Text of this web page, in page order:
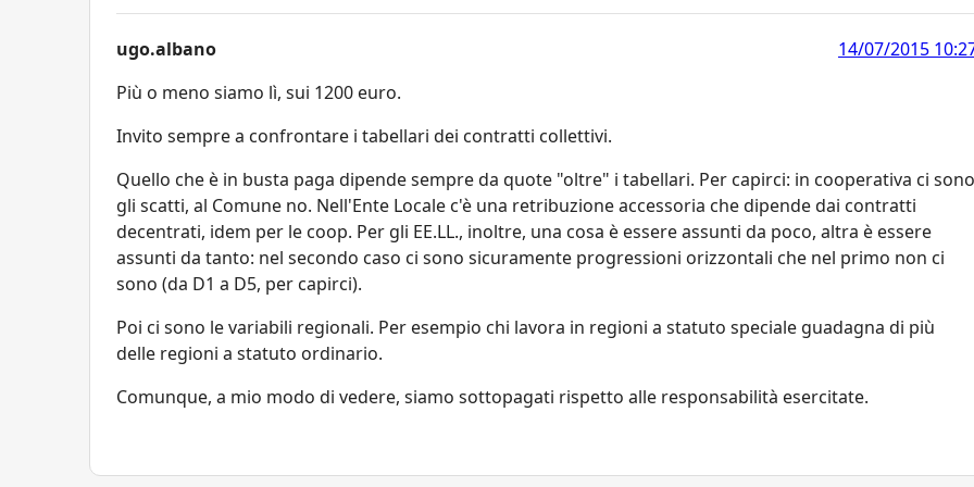
ugo.albano
14/07/2015
Più o meno siamo lì, sui 1200 euro.
Invito sempre a confrontare i tabellari dei contratti collettivi.
Quello che è in busta paga dipende sempre da quote "oltre" i tabellari. Per capirci: in cooperativa ci sono
gli scatti, al Comune no. Nell'Ente Locale c'è una retribuzione accessoria che dipende dai contratti
decentrati, idem per le coop. Per gli EE.LL., inoltre, una cosa è essere assunti da poco, altra è essere
assunti da tanto: nel secondo caso ci sono sicuramente progressioni orizzontali che nel primo non ci
sono (da D1 a D5, per capirci).
Poi ci sono le variabili regionali. Per esempio chi lavora in regioni a statuto speciale guadagna di più
delle regioni a statuto ordinario.
Comunque, a mio modo di vedere, siamo sottopagati rispetto alle responsabilità esercitate.